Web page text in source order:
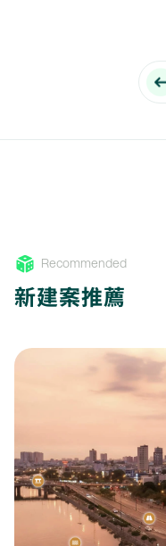
Recommended
新建案推薦